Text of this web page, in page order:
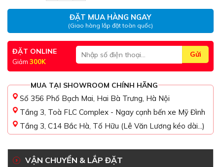
ĐẶT MUA HÀNG NGAY
(Giao hàng lắp đặt toàn quốc)
ĐẶT ONLINE
Giảm 300K
MUA TẠI SHOWROOM CHÍNH HÃNG
Số 356 Phố Bạch Mai, Hai Bà Trưng, Hà Nội
Tầng 3, Toà FLC Complex - Ngay cạnh bến xe Mỹ Đình
Tầng 3, C14 Bắc Hà, Tố Hữu (Lê Văn Lương kéo dài...)
VẬN CHUYỂN & LẮP ĐẶT